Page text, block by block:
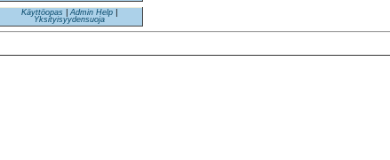
Käyttöopas Admin Help
Yksityisyydensuoja